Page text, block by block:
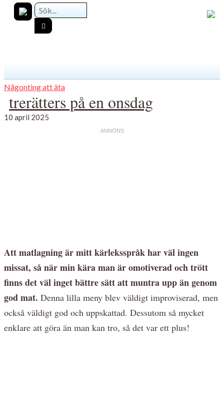
Någonting att äta
trerätters på en onsdag
10 april 2025
Att matlagning är mitt kärleksspråk har väl ingen
missat, så när min kära man är omotiverad och trött
finns det väl inget bättre sätt att muntra upp än genom
god mat. Denna lilla meny blev väldigt improviserad, men
också väldigt god och uppskattad. Dessutom så mycket
enklare att göra än man kan tro, så det var ett plus!